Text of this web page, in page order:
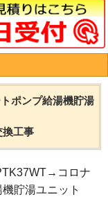
ポンプ給湯機貯湯
換工事
コロナ
貯湯ユニット